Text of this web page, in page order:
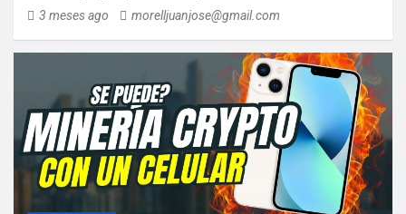
3 meses ago morelljuanjose@gmail.com